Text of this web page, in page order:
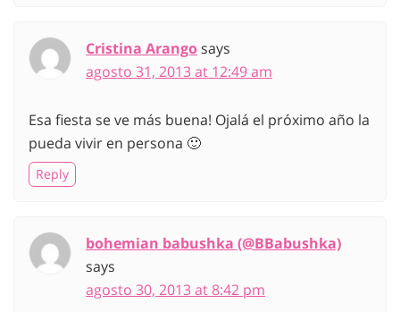
Cristina Arangosays
agosto 31, 2013 at 12:49 am
Esa fiesta se ve más buena! Ojalá el próximo año la
pueda vivir en persona 🙂
Reply
bohemian babushka (@BBabushka)
says
agosto 30, 2013 at 8:42 pm